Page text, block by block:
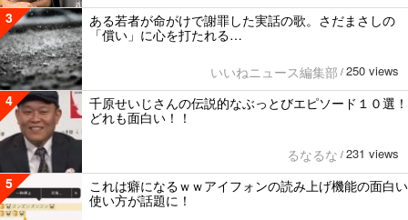
3
ある若者が命がけで謝罪した実話の歌。さだまさしの
「償い」に心を打たれる…
いいねニュース編集部 / 250 views
4
千原せいじさんの伝説的なぶっとびエピソード１０選！
どれも面白い！！
るなるな / 231 views
5
これは癖になるｗｗアイフォンの読み上げ機能の面白い
使い方が話題に！